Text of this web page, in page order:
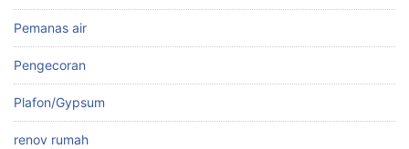
Pemanas air
Pengecoran
Plafon/Gypsum
renov rumah